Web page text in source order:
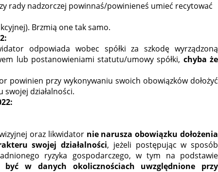
rady nadzorczej powinnaś/powinieneś umieć recytować
Brzmią one tak samo.
odpowiada wobec spółki za szkodę wyrządzoną
lub postanowieniami statutu/umowy spółki, chyba że
powinien przy wykonywaniu swoich obowiązków dołożyć
działalności.
oraz likwidator nie narusza obowiązku dołożenia
swojej działalności, jeżeli postępując w sposób
ryzyka gospodarczego, w tym na podstawie
w danych okolicznościach uwzględnione przy